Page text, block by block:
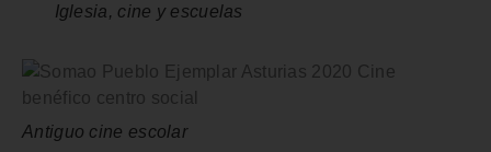
Iglesia, cine y escuelas
Antiguo cine escolar